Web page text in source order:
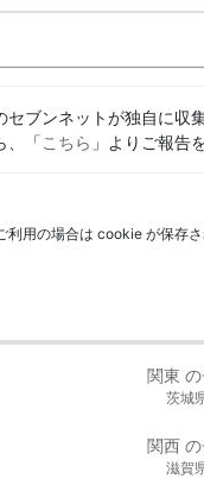
ブンネットが独自に
、「こちら 」よりご報告
用の場合は cookie が保存
関東
茨城
関西
滋賀